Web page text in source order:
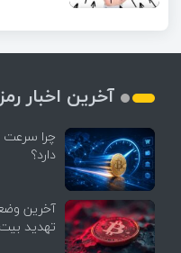
آخرین اخبار
چرا سرعت
دارد؟
آخرین
تهدید